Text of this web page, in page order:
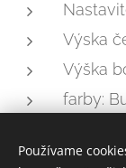
Výska
Výška
farby:
tabak,
Používame